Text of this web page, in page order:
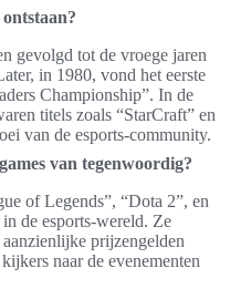
ontstaan?
gevolgd tot de vroege jaren
in 1980, vond het eerste
Championship”. In de
titels zoals “StarCraft” en
van de esports-community.
van tegenwoordig?
of Legends”, “Dota 2”, en
de esports-wereld. Ze
prijzengelden
naar de evenementen